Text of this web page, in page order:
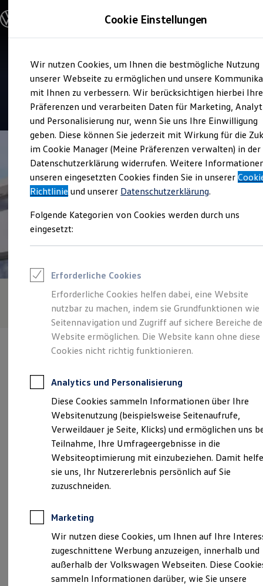
Hauptinhalt
springen
Footer
springen
Modelle und Konfigurator
Modelle vergleichen
Elektroautos
ENERGY Sondermodelle
Nutzfahrzeuge
SUV und CUV
Familienautos
Kombis
Kompaktwagen
Sportwagen
Schnell verfügbare Fahrzeuge
Angebote und Produkte
Aktuelle Angebote
E-Auto-Förderung
Volkswagen Marktplatz
Junge Gebrauchtwagen und Gebrauchtwagen
Volkswagen Zertifizierte Gebrauchtwagen
Zubehör- und Serviceangebote
Leasing
Leasing-Angebote
Gebrauchtwagen Leasing
Junge Gebrauchtwagen-Leasing
Elektroauto Leasing
Kleinwagen-Leasing
Leasing ohne Anzahlung
Finanzierung
Kfz-Versicherung
Restschuldversicherungen
Garantien
Wartungsverträge
Geschäftskunden
Professional Class bei Volkswagen
Großkunden
Behörden
Direktkunden
Sonderfahrzeuge
Anpfiff zum Gewinn
Elektroautos
ID. Tutorials
Elektrofahrzeugkonzepte
Reichweite
Reichweite der ID. Modelle
Reichweite im Winter
Service
Audi Zentrum Flensburg
4.8| 499 Bewertungen
Verantwortlich für die Inhalte auf dieser Seite ist die Audi Zentrum
Flensburg Vertriebs GmbH (Impressum & Rechtliches)
Liebigstr. 8, 24941 Flensburg
info@azf-gruppe.de
Montag
Sonntag
Geschlossen
Cookie Einstellungen
Wir nutzen Cookies, um Ihnen die bestmögliche Nutzung
unserer Webseite zu ermöglichen und unsere
mit Ihnen zu verbessern. Wir berücksichtigen hierbei Ihre
Präferenzen und verarbeiten Daten für Marketing,
und Personalisierung nur, wenn Sie uns Ihre Einwilligung
geben. Diese können Sie jederzeit mit Wirkung für die
im Cookie Manager (Meine Präferenzen verwalten) in der
Datenschutzerklärung widerrufen. Weitere
unseren eingesetzten Cookies finden Sie in unserer
Richtlinie und unserer Datenschutzerklärung.
Folgende Kategorien von Cookies werden durch uns
eingesetzt:
Erforderliche Cookies
Erforderliche Cookies helfen dabei, eine Website
nutzbar zu machen, indem sie Grundfunktionen wie
Seitennavigation und Zugriff auf sichere Bereiche
Website ermöglichen. Die Website kann ohne diese
Cookies nicht richtig funktionieren.
Analytics und Personalisierung
Diese Cookies sammeln Informationen über Ihre
Websitenutzung (beispielsweise Seitenaufrufe,
Verweildauer je Seite, Klicks) und ermöglichen uns
Teilnahme, Ihre Umfrageergebnisse in die
Websiteoptimierung mit einzubeziehen. Damit
sie uns, Ihr Nutzererlebnis persönlich auf Sie
zuzuschneiden.
Marketing
Wir nutzen diese Cookies, um Ihnen auf Ihre
zugeschnittene Werbung anzuzeigen, innerhalb und
außerhalb der Volkswagen Webseiten. Diese
sammeln Informationen darüber, wie Sie unsere